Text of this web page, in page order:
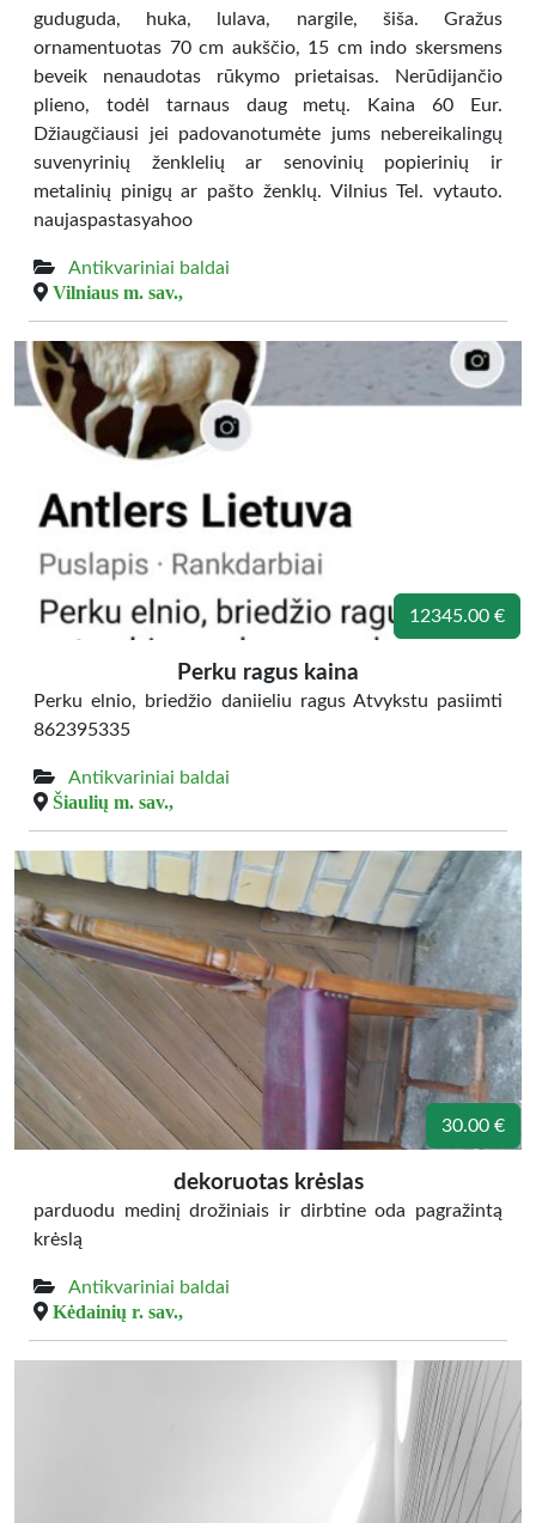
guduguda, huka, lulava, nargile, šiša. Gražus
ornamentuotas 70 cm aukščio, 15 cm indo skersmens
beveik nenaudotas rūkymo prietaisas. Nerūdijančio
plieno, todėl tarnaus daug metų. Kaina 60 Eur.
Džiaugčiausi jei padovanotumėte jums nebereikalingų
suvenyrinių ženklelių ar senovinių popierinių ir
metalinių pinigų ar pašto ženklų. Vilnius Tel. vytauto.
naujaspastasyahoo
Antikvariniai baldai
Vilniaus m. sav.,
12345.00 €
Perku ragus kaina
Perku elnio, briedžio daniieliu ragus Atvykstu pasiimti
862395335
Antikvariniai baldai
Šiaulių m. sav.,
30.00 €
dekoruotas krėslas
parduodu medinį drožiniais ir dirbtine oda pagražintą
krėslą
Antikvariniai baldai
Kėdainių r. sav.,